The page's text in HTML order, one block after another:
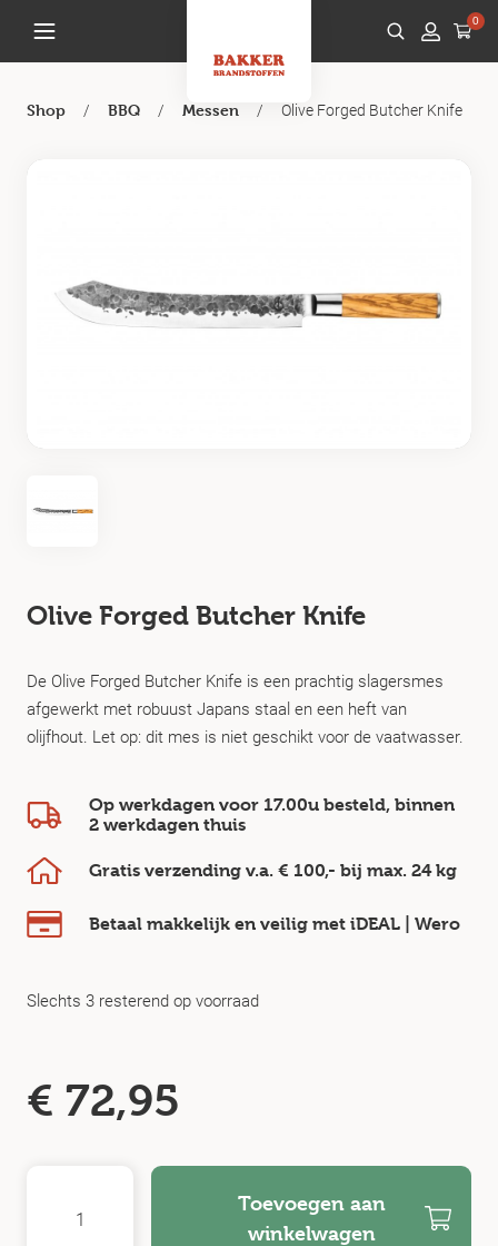
0
Shop / BBQ / Messen / Olive Forged Butcher Knife
Olive Forged Butcher Knife
De Olive Forged Butcher Knife is een prachtig slagersmes
afgewerkt met robuust Japans staal en een heft van
olijfhout. Let op: dit mes is niet geschikt voor de vaatwasser.
Op werkdagen voor 17.00u besteld, binnen
2 werkdagen thuis
Gratis verzending v.a. € 100,- bij max. 24 kg
Betaal makkelijk en veilig met iDEAL | Wero
Slechts 3 resterend op voorraad
€ 72,95
Toevoegen aan
winkelwagen